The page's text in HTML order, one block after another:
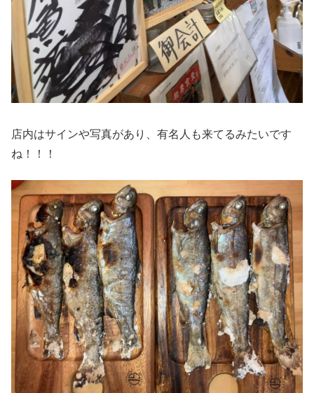
店内はサインや写真があり、有名人も来てるみたいです
ね！！！